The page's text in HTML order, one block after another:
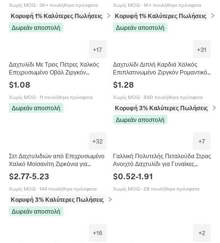
Χωρίς MOQ · 3K+ πουλήθηκε πρόσφατα
Κορυφή 1% Καλύτερες Πωλήσεις
σε Δαχτυλίδια
Δωρεάν αποστολή
Χωρίς MOQ · 1K+ πουλήθηκε πρόσφατα
Κορυφή 1% Καλύτερες Πωλήσεις
σε
Δωρεάν αποστολή
+17
Δαχτυλίδι Με Τρεις Πέτρες Χαλκός
Επιχρυσωμένο Οβάλ Ζιργκόν
Αρραβώνα Γάμο Κομψά Αξεσουάρ
Για Γυναίκες
$1.08
Χωρίς MOQ · 11 πουλήθηκε πρόσφατα
Δωρεάν αποστολή
+31
Δαχτυλίδι Διπλή Καρδιά Χαλκός
Επιπλατινωμένο Ζιργκόν Ρομαντικό
Κόσμημα Δώρο Για Γυναίκες
$1.28
Χωρίς MOQ · 860 πουλήθηκε πρόσφατα
Κορυφή 3% Καλύτερες Πωλήσεις
σε
Δωρεάν αποστολή
+32
Σετ Δαχτυλιδιών από Επιχρυσωμένο
Χαλκό Μοϊσανίτη Ζιρκόνια για
Γυναίκες Δαχτυλίδι Τριών Λίθων 1
Καρατίου Κοσμήματα Γάμου
$2.77-5.23
Χωρίς MOQ · 144 πουλήθηκε πρόσφατα
Κορυφή 3% Καλύτερες Πωλήσεις
σε Δαχτυλίδια
Δωρεάν αποστολή
+7
Γαλλική Πολυτελής Πεταλούδα Στρας
Ανοιχτό Δαχτυλίδι για Γυναίκες
Κομψό Χάλκινο Σμάλτο Ρυθμιζόμενο
Δαχτυλίδι Κοσμήματα Cool Style
$0.52-1.91
Χωρίς MOQ · 28 πουλήθηκε πρόσφατα
+16 +2